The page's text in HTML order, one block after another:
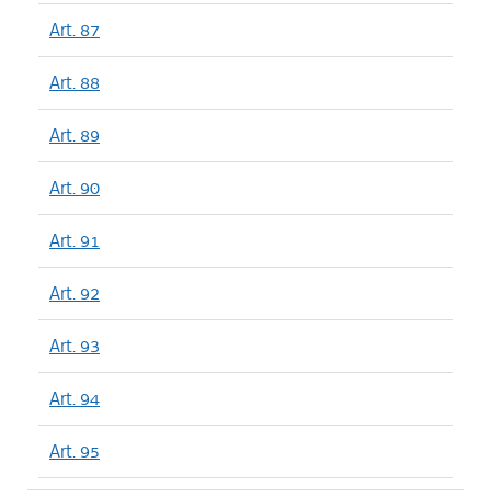
Art. 87
Art. 88
Art. 89
Art. 90
Art. 91
Art. 92
Art. 93
Art. 94
Art. 95